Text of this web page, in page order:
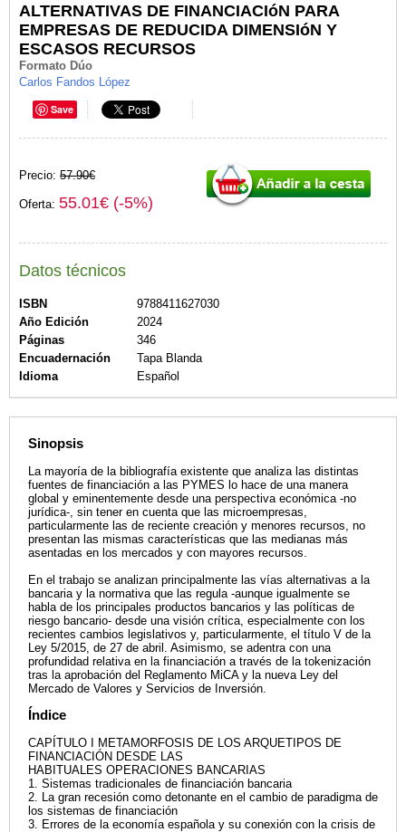
ALTERNATIVAS DE FINANCIACIóN PARA
EMPRESAS DE REDUCIDA DIMENSIóN Y
ESCASOS RECURSOS
Formato Dúo
Carlos Fandos López
Save
Precio: 57.90€
Oferta: 55.01€ (-5%)
Datos técnicos
ISBN
9788411627030
Año Edición
2024
Páginas
346
Encuadernación
Tapa Blanda
Idioma
Español
Sinopsis
La mayoría de la bibliografía existente que analiza las distintas
fuentes de financiación a las PYMES lo hace de una manera
global y eminentemente desde una perspectiva económica -no
jurídica-, sin tener en cuenta que las microempresas,
particularmente las de reciente creación y menores recursos, no
presentan las mismas características que las medianas más
asentadas en los mercados y con mayores recursos.
En el trabajo se analizan principalmente las vías alternativas a la
bancaria y la normativa que las regula -aunque igualmente se
habla de los principales productos bancarios y las políticas de
riesgo bancario- desde una visión crítica, especialmente con los
recientes cambios legislativos y, particularmente, el título V de la
Ley 5/2015, de 27 de abril. Asimismo, se adentra con una
profundidad relativa en la financiación a través de la tokenización
tras la aprobación del Reglamento MiCA y la nueva Ley del
Mercado de Valores y Servicios de Inversión.
Índice
CAPÍTULO I METAMORFOSIS DE LOS ARQUETIPOS DE
FINANCIACIÓN DESDE LAS
HABITUALES OPERACIONES BANCARIAS
1. Sistemas tradicionales de financiación bancaria
2. La gran recesión como detonante en el cambio de paradigma de
los sistemas de financiación
3. Errores de la economía española y su conexión con la crisis de